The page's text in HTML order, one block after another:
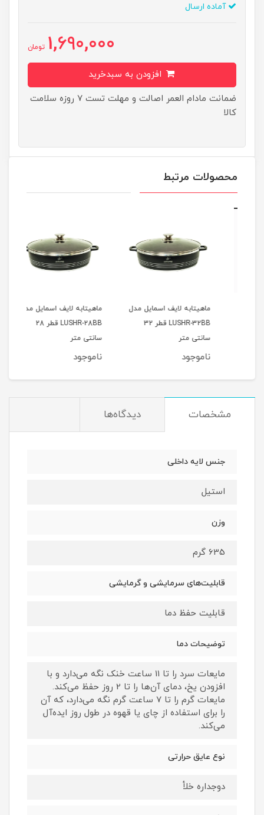
آماده ارسال
1,690,000 تومان
ضمانت مادام العمر اصالت و مهلت تست ۷ روزه سلامت
کالا
محصولات مرتبط
ماهیتابه لایف اسمایل مدل
LUSHR-32BB قطر 32
سانتی متر
ناموجود
ماهیتابه لایف اسمایل مدل
LUSHR-28BB قطر 28
سانتی متر
ناموجود
مشخصات دیدگاه‌ها
جنس لایه داخلی
استیل
وزن
635 گرم
قابلیت‌های سرمایشی و گرمایشی
قابلیت حفظ دما
توضیحات دما
مایعات سرد را تا 11 ساعت خنک نگه می‌دارد و با
افزودن یخ، دمای آن‌ها را تا 2 روز حفظ می‌کند.
مایعات گرم را تا 7 ساعت گرم نگه می‌دارد، که آن
را برای استفاده از چای یا قهوه در طول روز ایده‌آل
می‌کند.
نوع عایق حرارتی
دو‌جداره خلأ